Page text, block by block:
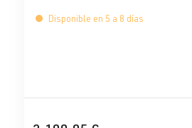
Disponible en 5 a 8 días